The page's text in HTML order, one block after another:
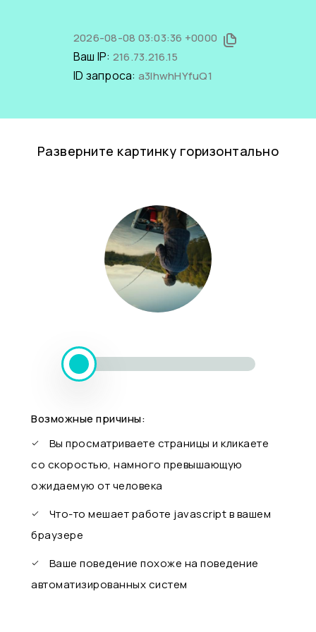
2026-08-08 03:03:36 +0000
Ваш IP: 216.73.216.15
ID запроса: a3IhwhHYfuQ1
Разверните картинку горизонтально
Возможные причины:
Вы просматриваете страницы и кликаете
со скоростью, намного превышающую
ожидаемую от человека
Что-то мешает работе javascript в вашем
браузере
Ваше поведение похоже на поведение
автоматизированных систем